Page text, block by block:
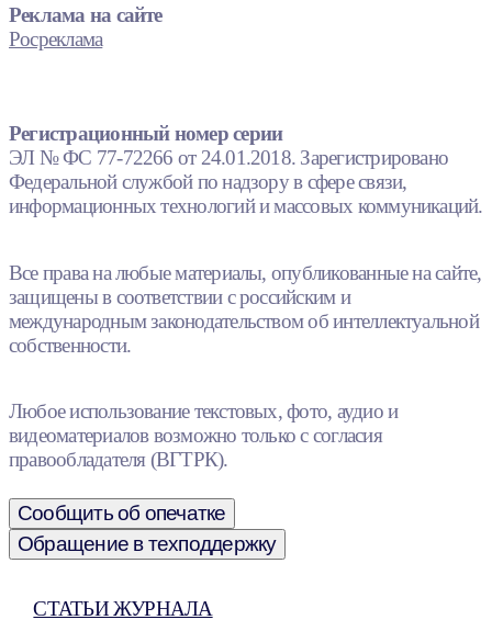
Реклама на сайте
Росреклама
Регистрационный номер серии
ЭЛ № ФС 77-72266 от 24.01.2018. Зарегистрировано
Федеральной службой по надзору в сфере связи,
информационных технологий и массовых коммуникаций.
Все права на любые материалы, опубликованные на сайте,
защищены в соответствии с российским и
международным законодательством об интеллектуальной
собственности.
Любое использование текстовых, фото, аудио и
видеоматериалов возможно только с согласия
правообладателя (ВГТРК).
Сообщить об опечатке
Обращение в техподдержку
СТАТЬИ ЖУРНАЛА